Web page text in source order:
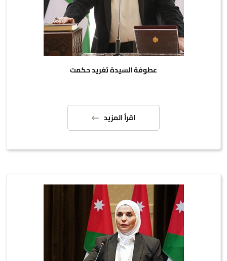
عطوفة السيدة تغريد حكمت
اقرأ المزيد